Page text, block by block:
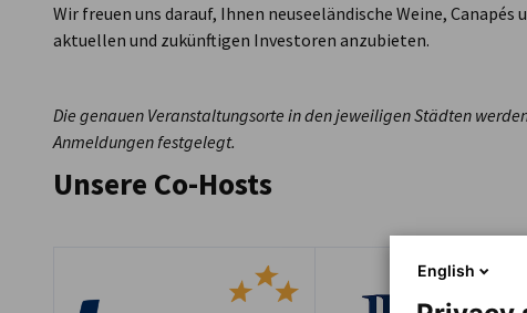
Wir freuen uns darauf, Ihnen neuseeländische Weine, Canapés
aktuellen und zukünftigen Investoren anzubieten.
Die genauen Veranstaltungsorte in den jeweiligen Städten
Anmeldungen festgelegt.
Unsere Co-Hosts
English